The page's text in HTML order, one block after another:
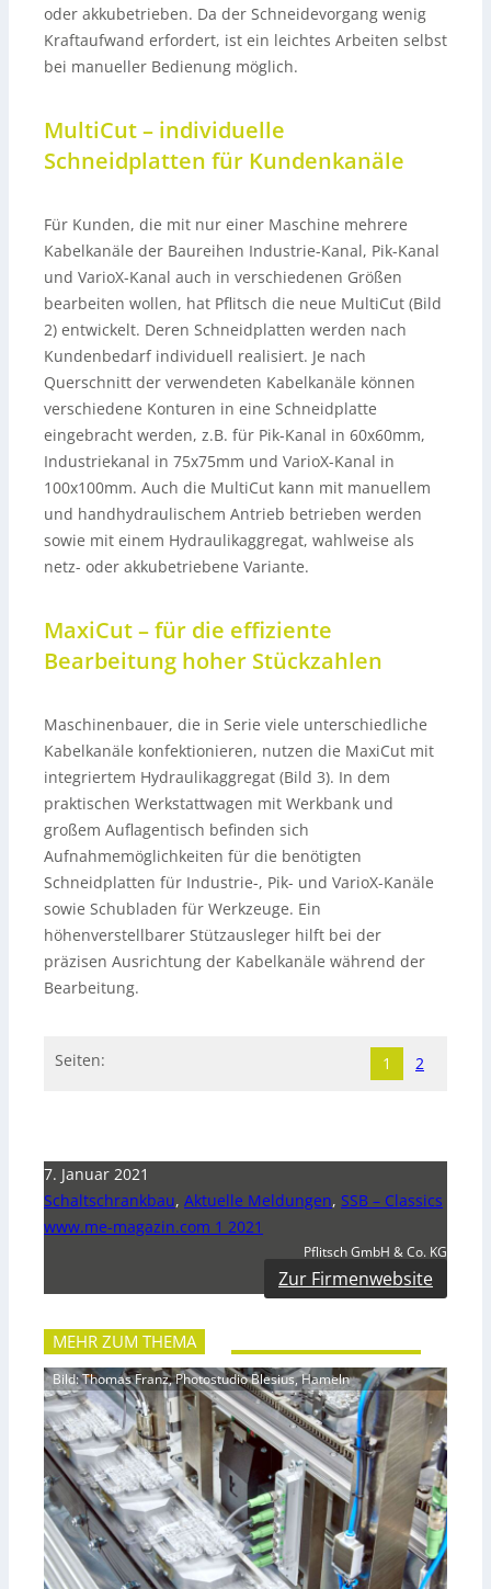
oder akkubetrieben. Da der Schneidevorgang wenig
Kraftaufwand erfordert, ist ein leichtes Arbeiten selbst
bei manueller Bedienung möglich.
MultiCut – individuelle
Schneidplatten für Kundenkanäle
Für Kunden, die mit nur einer Maschine mehrere
Kabelkanäle der Baureihen Industrie-Kanal, Pik-Kanal
und VarioX-Kanal auch in verschiedenen Größen
bearbeiten wollen, hat Pflitsch die neue MultiCut (Bild
2) entwickelt. Deren Schneidplatten werden nach
Kundenbedarf individuell realisiert. Je nach
Querschnitt der verwendeten Kabelkanäle können
verschiedene Konturen in eine Schneidplatte
eingebracht werden, z.B. für Pik-Kanal in 60x60mm,
Industriekanal in 75x75mm und VarioX-Kanal in
100x100mm. Auch die MultiCut kann mit manuellem
und handhydraulischem Antrieb betrieben werden
sowie mit einem Hydraulikaggregat, wahlweise als
netz- oder akkubetriebene Variante.
MaxiCut – für die effiziente
Bearbeitung hoher Stückzahlen
Maschinenbauer, die in Serie viele unterschiedliche
Kabelkanäle konfektionieren, nutzen die MaxiCut mit
integriertem Hydraulikaggregat (Bild 3). In dem
praktischen Werkstattwagen mit Werkbank und
großem Auflagentisch befinden sich
Aufnahmemöglichkeiten für die benötigten
Schneidplatten für Industrie-, Pik- und VarioX-Kanäle
sowie Schubladen für Werkzeuge. Ein
höhenverstellbarer Stützausleger hilft bei der
präzisen Ausrichtung der Kabelkanäle während der
Bearbeitung.
Seiten: 1 2
7. Januar 2021
Schaltschrankbau, Aktuelle Meldungen, SSB – Classics
www.me-magazin.com 1 2021
Pflitsch GmbH & Co. KG
Zur Firmenwebsite
MEHR ZUM THEMA
Bild: Thomas Franz, Photostudio Blesius, Hameln